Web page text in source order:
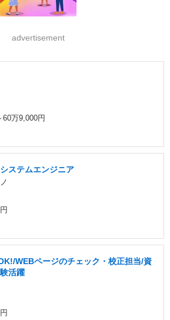
advertisement
60万9,000円
ステムエンジニア
WEBページのチェック・校正担当/資
活躍